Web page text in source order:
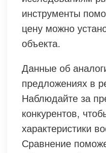
инструменты
цену можно
объекта.
Данные об
предложениях в
Наблюдайте за
конкурентов,
характеристики
Сравнение